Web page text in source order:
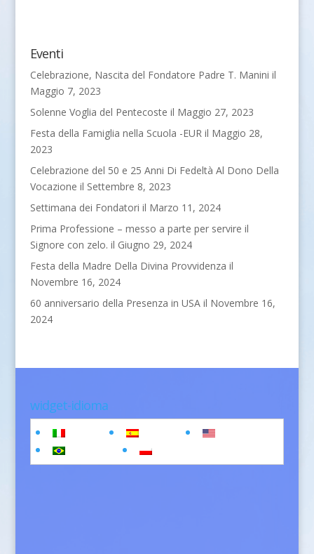
Eventi
Celebrazione, Nascita del Fondatore Padre T. Manini il
Maggio 7, 2023
Solenne Voglia del Pentecoste il Maggio 27, 2023
Festa della Famiglia nella Scuola -EURil Maggio 28,
2023
Celebrazione del 50 e 25 Anni Di Fedeltà Al Dono Della
Vocazione il Settembre 8, 2023
Settimana dei Fondatori il Marzo 11, 2024
Prima Professione – messo a parte per servire il
Signore con zelo. il Giugno 29, 2024
Festa della Madre Della Divina Provvidenza il
Novembre 16, 2024
60 anniversario della Presenza in USAil Novembre 16,
2024
widget-idioma